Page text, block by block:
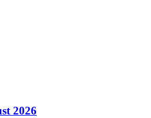
2026